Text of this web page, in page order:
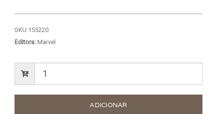
SKU:155220
Editora: Marvel